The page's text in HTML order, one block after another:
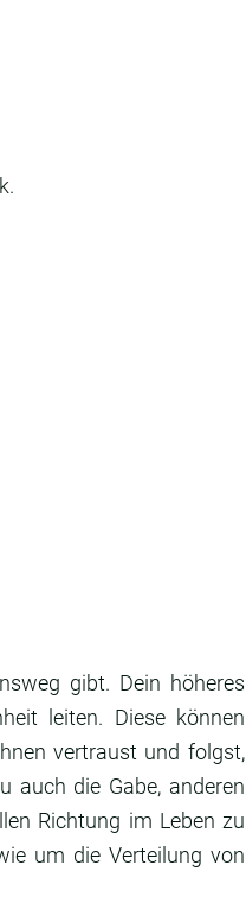
gibt. Dein höheres
leiten. Diese können
vertraust und folgst,
auch die Gabe, anderen
Richtung im Leben zu
um die Verteilung von